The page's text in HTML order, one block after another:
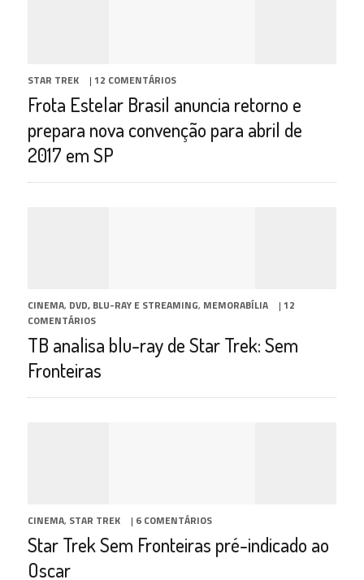
STAR TREK | 12 COMENTÁRIOS
Frota Estelar Brasil anuncia retorno e
prepara nova convenção para abril de
2017 em SP
CINEMA, DVD, BLU-RAY E STREAMING, MEMORABÍLIA | 12
COMENTÁRIOS
TB analisa blu-ray de Star Trek: Sem
Fronteiras
CINEMA, STAR TREK | 6 COMENTÁRIOS
Star Trek Sem Fronteiras pré-indicado ao
Oscar